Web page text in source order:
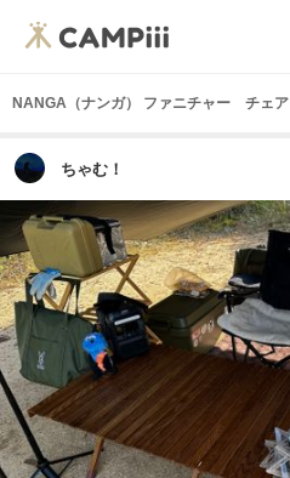
NANGA（ナンガ） ファニチャー チェア
ちゃむ！